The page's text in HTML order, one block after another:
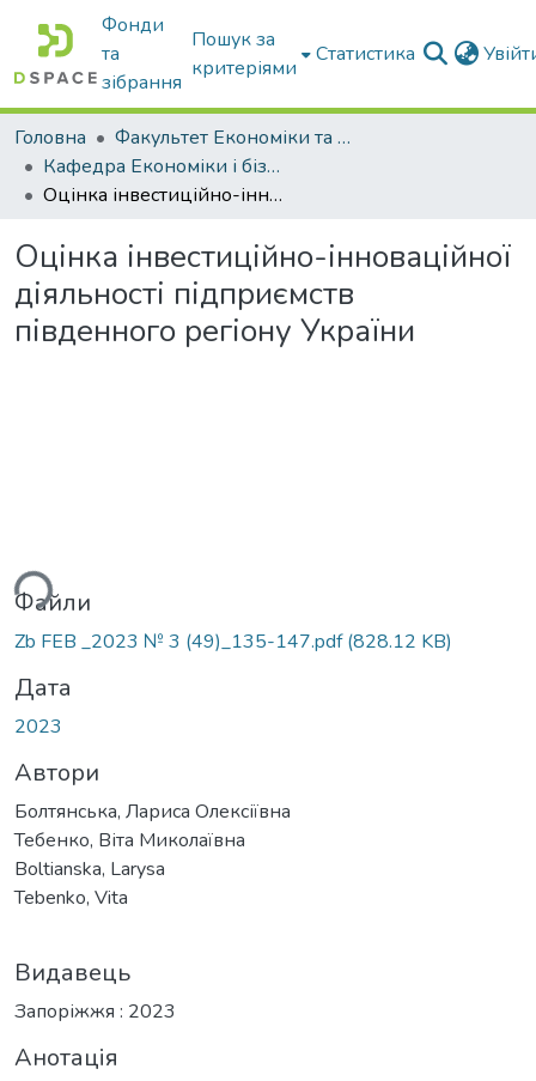
Фонди
та
зібрання
Пошук за
критеріями
Статистика
Головна
Факультет Економіки та бізнесу
Кафедра Економіки і бізнесу
Оцінка інвестиційно-інноваційної діяльності підприємств південного регіону України
Оцінка інвестиційно-інноваційної
діяльності підприємств
південного регіону України
Файли
Zb FEB _2023 № 3 (49)_135-147.pdf(828.12 KB)
Дата
2023
Автори
Болтянська, Лариса Олексіївна
Тебенко, Віта Миколаївна
Boltianska, Larysa
Tebenko, Vita
Видавець
Запоріжжя : 2023
Анотація